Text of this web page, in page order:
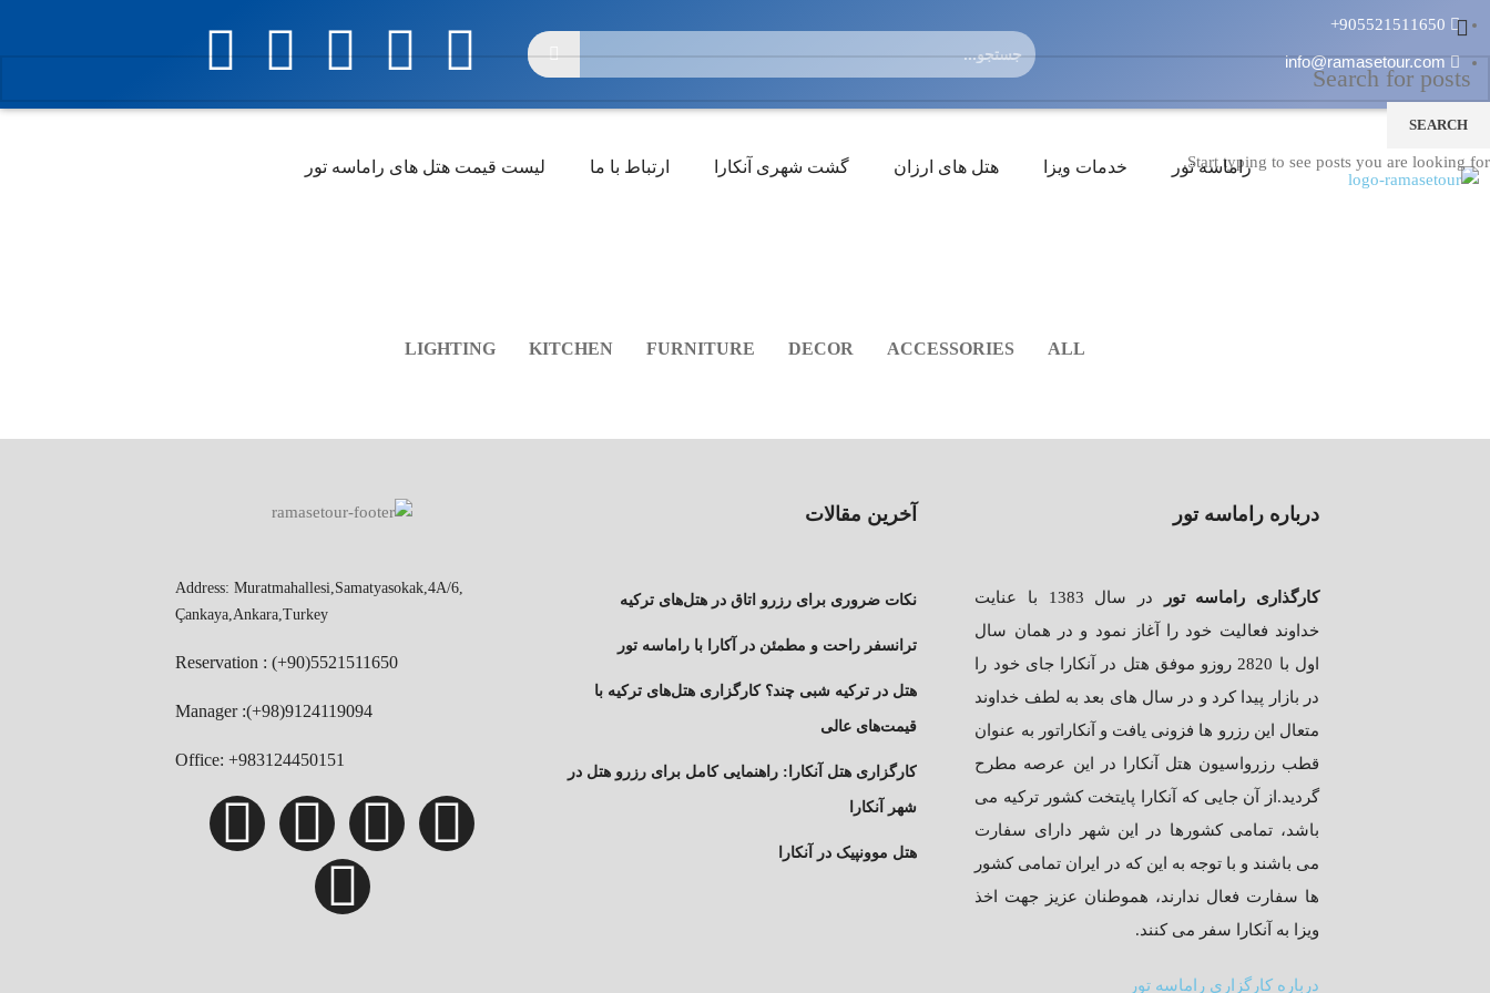
905521511650+
info@ramasetour.com
راماسه تور خدمات ویزا هتل های ارزان گشت شهری آنکارا ارتباط با ما لیست قیمت هتل های راماسه تور
ALL
ACCESSORIES
DECOR
FURNITURE
KITCHEN
LIGHTING
درباره راماسه تور
کارگذاری راماسه تور
در سال 1383 با عنایت
خداوند فعالیت خود را آغاز نمود و در همان سال
اول با 2820 روزو موفق هتل در آنکارا جای خود را
در بازار پیدا کرد و در سال های بعد به لطف خداوند
متعال این رزرو ها فزونی یافت و آنکاراتور به عنوان
قطب رزرواسیون هتل آنکارا در این عرصه مطرح
گردید.از آن جایی که آنکارا پایتخت کشور ترکیه می
باشد، تمامی کشورها در این شهر دارای سفارت
می باشند و با توجه به این که در ایران تمامی کشور
ها سفارت فعال ندارند، هموطنان عزیز جهت اخذ
ویزا به آنکارا سفر می کنند.
درباره کارگزاری راماسه تور
آخرین مقالات
نکات ضروری برای رزرو اتاق در هتل‌های ترکیه
ترانسفر راحت و مطمئن در آکارا با راماسه تور
هتل در ترکیه شبی چند؟ کارگزاری هتل‌های ترکیه با
قیمت‌های عالی
کارگزاری هتل آنکارا: راهنمایی کامل برای رزرو هتل در
شهر آنکارا
هتل موونپیک در آنکارا
Address: Muratmahallesi,Samatyasokak,4A/6,
Çankaya,Ankara,Turkey
Reservation : (+90)5521511650
Manager :(+98)9124119094
Office: +983124450151
SEARCH
Start typing to see posts you are looking for.